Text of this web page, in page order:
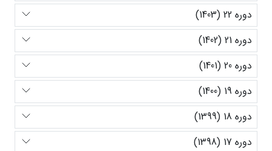
دوره 22 (1403)
دوره 21 (1402)
دوره 20 (1401)
دوره 19 (1400)
دوره 18 (1399)
دوره 17 (1398)